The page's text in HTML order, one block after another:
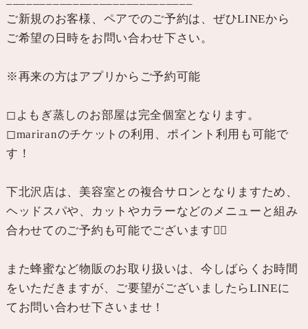
ご新規のお客様、ペアでのご予約は、ぜひLINEから
ご希望の日時をお問い合わせ下さい。
※再来の方はアプリからご予約可能
◻︎よもぎ蒸しのお部屋は完全個室となります。
◻︎mariranのチケットの利用、ポイント利用も可能で
す！
下北沢店は、美容室との複合サロンとなりますため、
ヘッドスパや、カットやカラーなどのメニューと組み
合わせてのご予約も可能でございます💆‍♀️
また蜂蜜など物販のお取り扱いは、今しばらくお時間
をいただきますが、ご要望がございましたらLINEに
てお問い合わせ下さいませ！